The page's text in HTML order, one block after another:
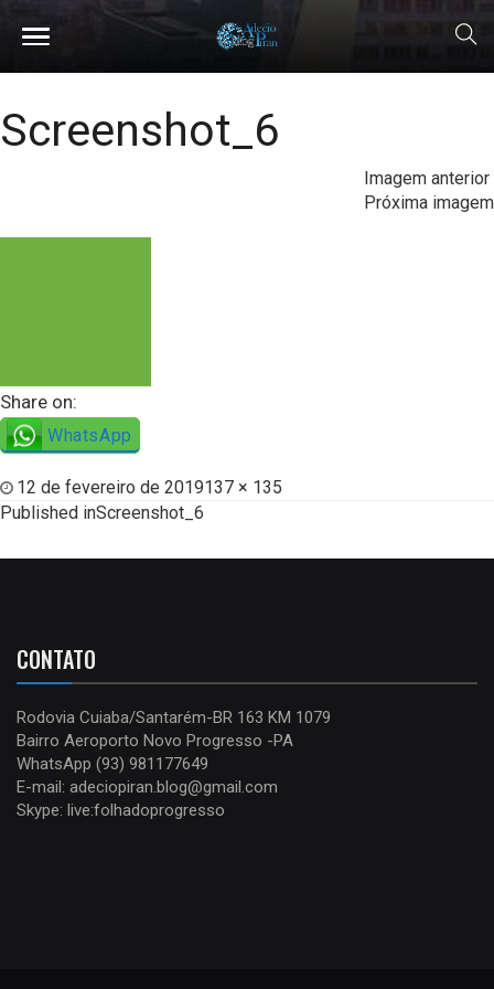
Screenshot_6
Imagem anterior
Próxima imagem
Share on:
WhatsApp
12 de fevereiro de 2019137 × 135
Published inScreenshot_6
CONTATO
Rodovia Cuiaba/Santarém-BR 163 KM 1079
Bairro Aeroporto Novo Progresso -PA
WhatsApp (93) 981177649
E-mail: adeciopiran.blog@gmail.com
Skype: live:folhadoprogresso